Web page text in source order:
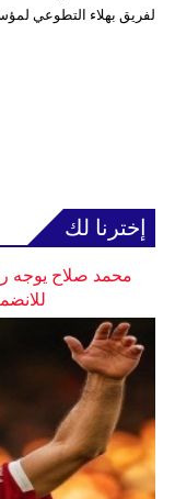
لفريق بهلاء التطوعي
إخترنا لك
محمد صلاح يوجه